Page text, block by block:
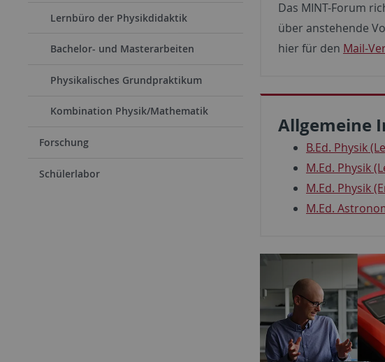
Lernbüro der Physikdidaktik
Bachelor- und Masterarbeiten
Physikalisches Grundpraktikum
Kombination Physik/Mathematik
Forschung
Schülerlabor
Das MINT-Forum
über anstehende
hier für den Mail-
Allgemeine
B.Ed. Physik
M.Ed. Physik
M.Ed. Physik
M.Ed.